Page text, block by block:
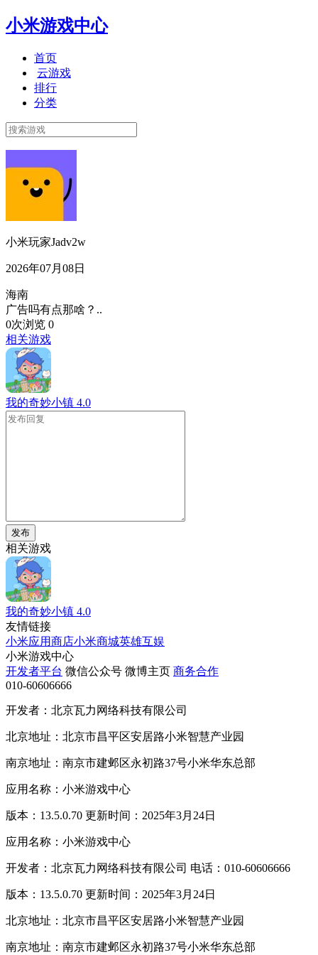
小米游戏中心
首页
云游戏
排行
分类
小米玩家Jadv2w
2026年07月08日
海南
广告吗有点那啥？..
0次浏览 0
相关游戏
我的奇妙小镇 4.0
发布
相关游戏
我的奇妙小镇 4.0
友情链接
小米应用商店小米商城英雄互娱
小米游戏中心
开发者平台 微信公众号 微博主页 商务合作
010-60606666
开发者：北京瓦力网络科技有限公司
北京地址：北京市昌平区安居路小米智慧产业园
南京地址：南京市建邺区永初路37号小米华东总部
应用名称：小米游戏中心
版本：13.5.0.70 更新时间：2025年3月24日
应用名称：小米游戏中心
开发者：北京瓦力网络科技有限公司 电话：010-60606666
版本：13.5.0.70 更新时间：2025年3月24日
北京地址：北京市昌平区安居路小米智慧产业园
南京地址：南京市建邺区永初路37号小米华东总部